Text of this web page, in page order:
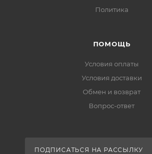
Политика
ПОМОЩЬ
Условия оплаты
Условия доставки
Обмен и возврат
Вопрос-ответ
ПОДПИСАТЬСЯ НА РАССЫЛКУ